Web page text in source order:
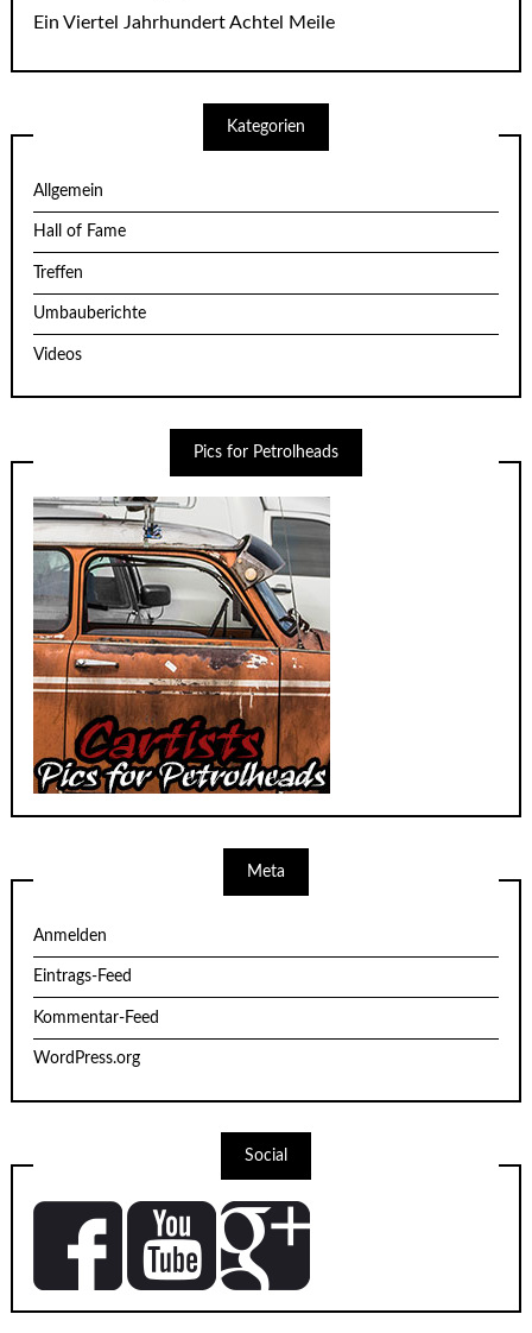
Ein Viertel Jahrhundert Achtel Meile
Kategorien
Allgemein
Hall of Fame
Treffen
Umbauberichte
Videos
Pics for Petrolheads
Meta
Anmelden
Eintrags-Feed
Kommentar-Feed
WordPress.org
Social